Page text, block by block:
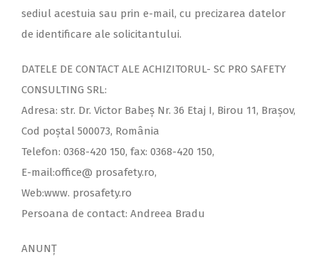
sediul acestuia sau prin e-mail, cu precizarea datelor
de identificare ale solicitantului.
DATELE DE CONTACT ALE ACHIZITORUL- SC PRO SAFETY
CONSULTING SRL:
Adresa: str. Dr. Victor Babeș Nr. 36 Etaj I, Birou 11, Brașov,
Cod poștal 500073, România
Telefon: 0368-420 150, fax: 0368-420 150,
E-mail:office@ prosafety.ro,
Web:www. prosafety.ro
Persoana de contact: Andreea Bradu
ANUNŢ